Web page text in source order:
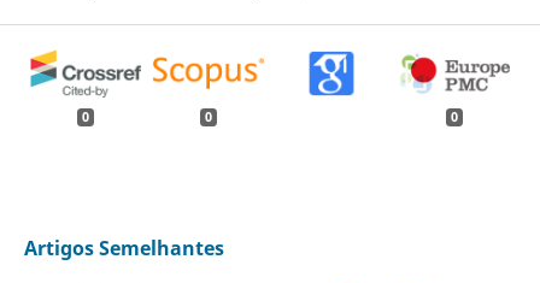
0 0 0
Artigos Semelhantes